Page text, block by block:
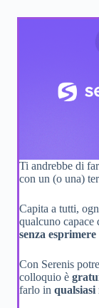
Ti andrebbe di
con un (o una)
Capita a tutti,
qualcuno capace
senza
Con Serenis
colloquio è
farlo in qualsiasi